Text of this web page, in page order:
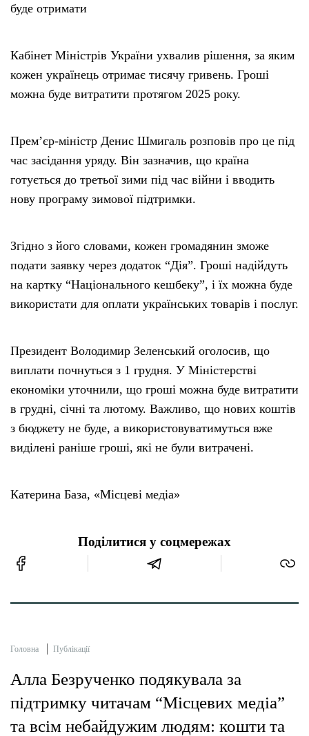
буде отримати
Кабінет Міністрів України ухвалив рішення, за яким
кожен українець отримає тисячу гривень. Гроші
можна буде витратити протягом 2025 року.
Прем’єр-міністр Денис Шмигаль розповів про це під
час засідання уряду. Він зазначив, що країна
готується до третьої зими під час війни і вводить
нову програму зимової підтримки.
Згідно з його словами, кожен громадянин зможе
подати заявку через додаток “Дія”. Гроші надійдуть
на картку “Національного кешбеку”, і їх можна буде
використати для оплати українських товарів і послуг.
Президент Володимир Зеленський оголосив, що
виплати почнуться з 1 грудня. У Міністерстві
економіки уточнили, що гроші можна буде витратити
в грудні, січні та лютому. Важливо, що нових коштів
з бюджету не буде, а використовуватимуться вже
виділені раніше гроші, які не були витрачені.
Катерина База, «Місцеві медіа»
Поділитися у соцмережах
Головна Публікації
Алла Безрученко подякувала за
підтримку читачам “Місцевих медіа”
та всім небайдужим людям: кошти та